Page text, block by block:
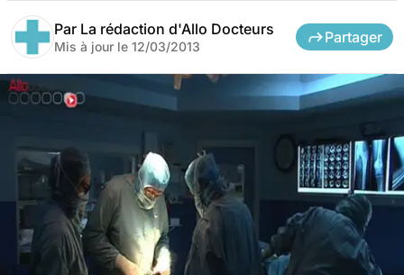
Par La rédaction d'Allo Docteurs
Mis à jour le 12/03/2013
Partager